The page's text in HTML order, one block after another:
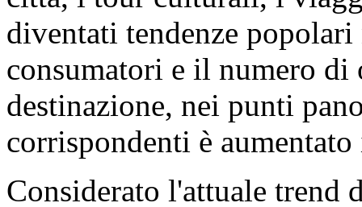
diventati tendenze
consumatori e il numero
destinazione, nei punti
corrispondenti è
Considerato l'attuale trend